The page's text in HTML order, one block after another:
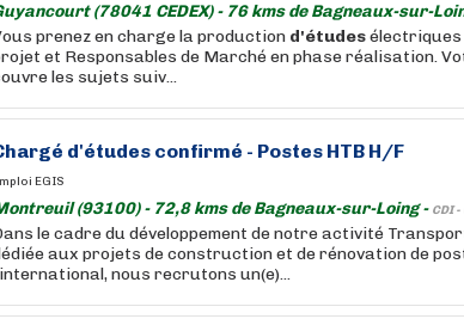
(78041 CEDEX) - 76 kms de Bagneaux-sur-
prenez en charge la production d'étudesélectriques
et Responsables de Marché en phase réalisation.
les sujets suiv...
d'études confirmé - Postes HTB H/F
EGIS
(93100) - 72,8 kms de Bagneaux-sur-Loing - CDI -
le cadre du développement de notre activité
aux projets de construction et de rénovation de
nous recrutons un(e)...